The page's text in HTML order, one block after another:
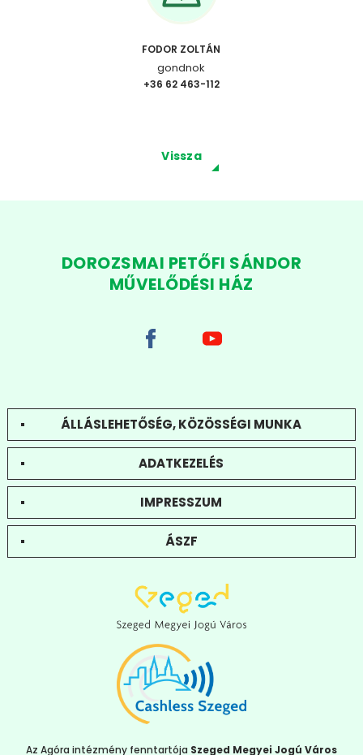
FODOR ZOLTÁN
gondnok
+36 62 463-112
Vissza
DOROZSMAI PETŐFI SÁNDOR
MŰVELŐDÉSI HÁZ
ÁLLÁSLEHETŐSÉG, KÖZÖSSÉGI MUNKA
ADATKEZELÉS
IMPRESSZUM
ÁSZF
Az Agóra intézmény fenntartója Szeged Megyei Jogú Város